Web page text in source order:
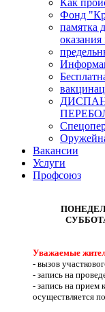
Фонд
памятка
Вакансии
Услуги
Профсоюз
Уважаемые
- вызов
- запись на
- запись на прием
осуществляется